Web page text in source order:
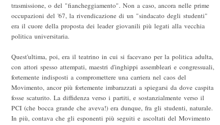
trasmissione, o del "fiancheggiamento". Non a caso, ancora nelle prime
occupazioni del '67, la rivendicazione di un "sindacato degli studenti"
era il cuore della proposta dei leader giovanili più legati alla vecchia
politica universitaria.
Quest'ultima, poi, era il teatrino in cui si facevano per la politica adulta,
con attori spesso attempati, maestri d'inghippi assembleari e congressuali,
fortemente indisposti a compromettere una carriera nel caos del
Movimento, ancor più fortemente imbarazzati a spiegarsi da dove caspita
fosse scaturito. La diffidenza verso i partiti, e sostanzialmente verso il
PCI (che bocca grande che aveva!) era dunque, fra gli studenti, naturale.
In più, contava che gli esponenti più seguiti e ascoltati del Movimento